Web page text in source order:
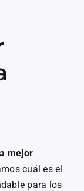
mejor
cuál es el
para los